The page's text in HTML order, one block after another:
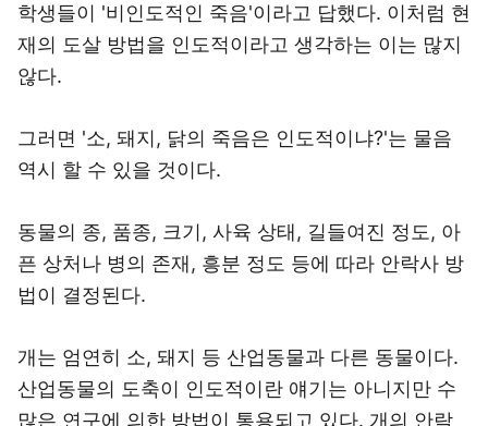
학생들이 '비인도적인 죽음'이라고 답했다. 이처럼 현
재의 도살 방법을 인도적이라고 생각하는 이는 많지
않다.
그러면 '소, 돼지, 닭의 죽음은 인도적이냐?'는 물음
역시 할 수 있을 것이다.
동물의 종, 품종, 크기, 사육 상태, 길들여진 정도, 아
픈 상처나 병의 존재, 흥분 정도 등에 따라 안락사 방
법이 결정된다.
개는 엄연히 소, 돼지 등 산업동물과 다른 동물이다.
산업동물의 도축이 인도적이란 얘기는 아니지만 수
많은 연구에 의한 방법이 통용되고 있다. 개의 안락